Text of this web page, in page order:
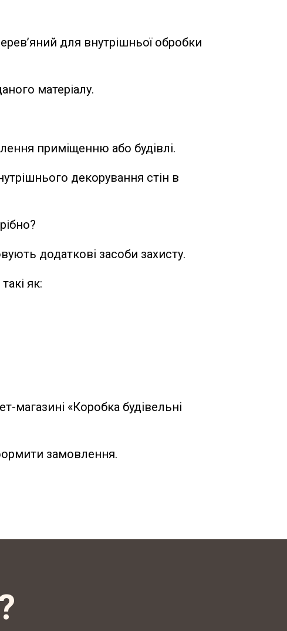
для внутрішньої обробки
матеріалу.
приміщенню або будівлі.
декорування стін в
додаткові засоби захисту.
як:
магазині «Коробка будівельні
замовлення.